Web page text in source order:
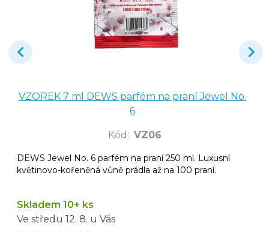
VZOREK 7 ml DEWS parfém na praní Jewel No.
6
Kód : VZ06
DEWS Jewel No. 6 parfém na praní 250 ml. Luxusní
květinovo-kořeněná vůně prádla až na 100 praní.
Skladem 10+ ks
Ve středu 12. 8. u Vás